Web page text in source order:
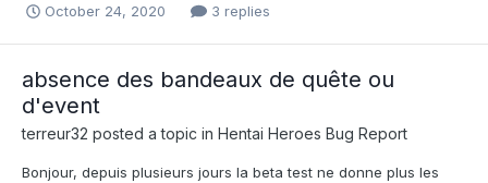
October 24, 2020 3 replies
absence des bandeaux de quête ou
d'event
terreur32 posted a topic in Hentai Heroes Bug Report
Bonjour, depuis plusieurs jours la beta test ne donne plus les